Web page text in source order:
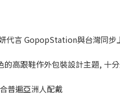
代言 GopopStation與台灣同步
高跟鞋作外包裝設計主題, 十
普遍亞洲人配戴